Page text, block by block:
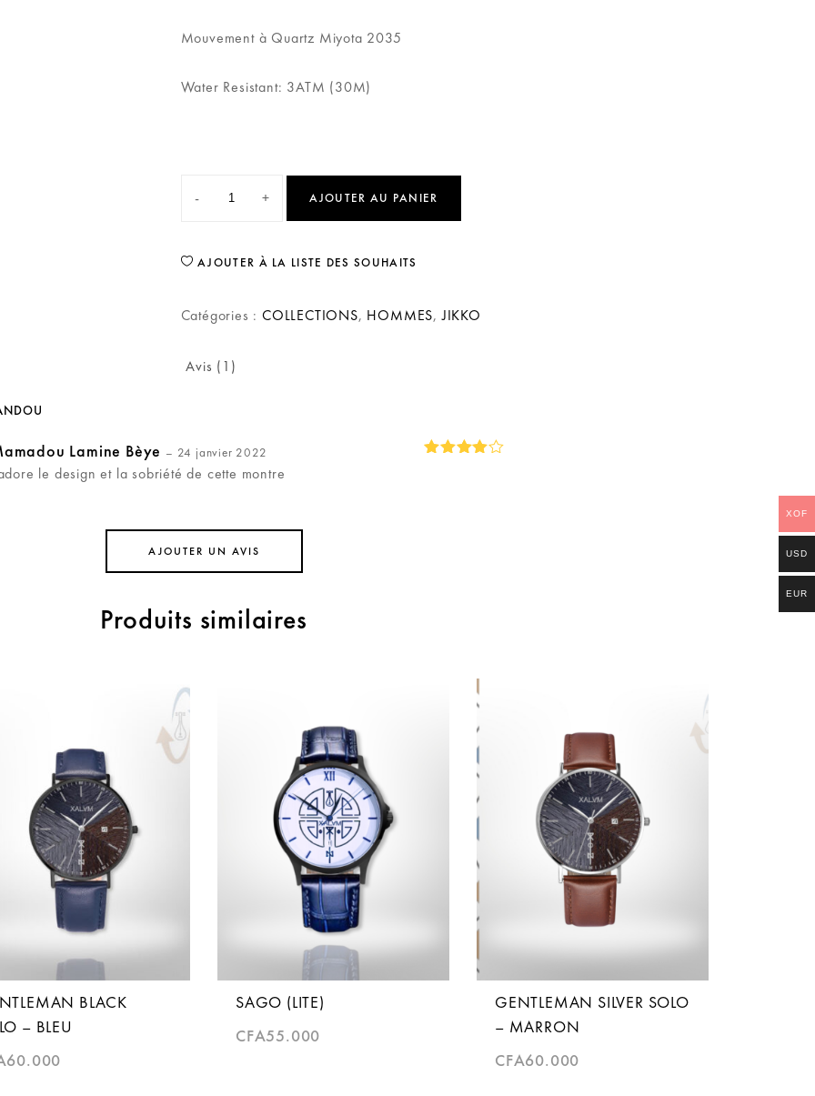
Mouvement à Quartz Miyota 2035
Water Resistant: 3ATM (30M)
- + AJOUTER AU PANIER
AJOUTER À LA LISTE DES SOUHAITS
Catégories : COLLECTIONS, HOMMES,JIKKO
Avis (1)
Lamine Bèye – 24 janvier 2022
le design et la sobriété de cette montre
AJOUTER UN AVIS
Produits similaires
BLACK
– BLEU
60.000
SAGO (LITE)
CFA55.000
GENTLEMAN SILVER SOLO
– MARRON
CFA60.000
XOF
USD
EUR